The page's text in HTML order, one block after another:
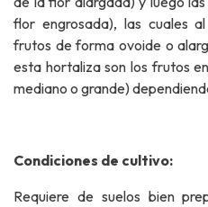
flor engrosada), las cuales
frutos de forma ovoide o
esta hortaliza son los frutos
mediano o grande)
Condiciones de cultivo:
Requiere de suelos bien